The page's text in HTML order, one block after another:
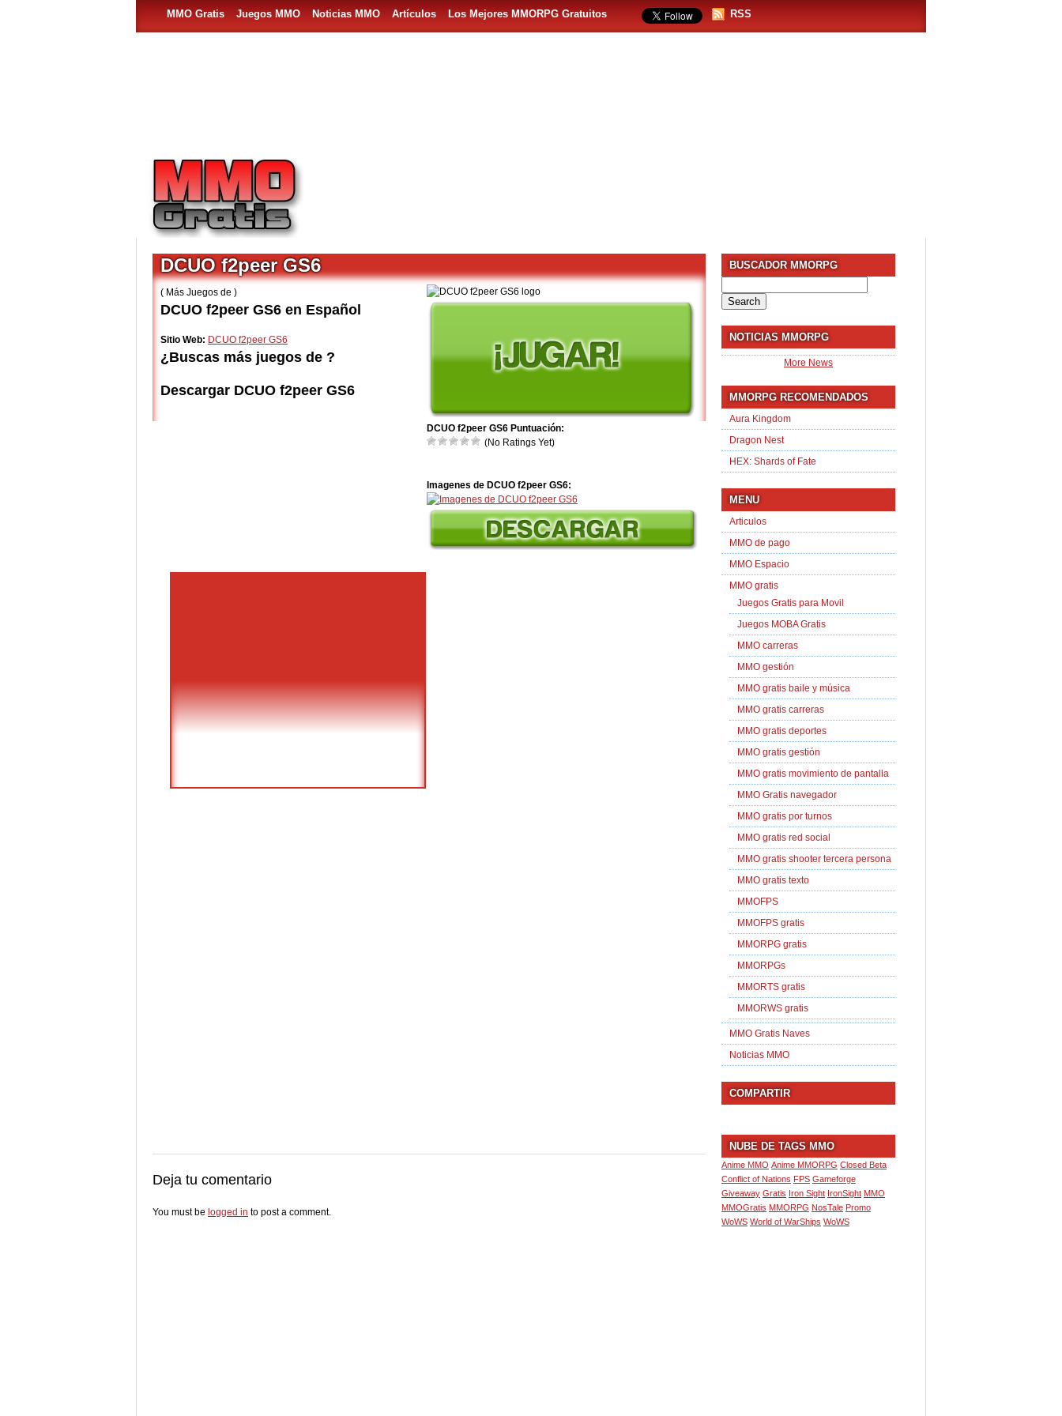
MMO Gratis Juegos MMO Noticias MMO Artículos Los Mejores MMORPG Gratuitos RSS
DCUO f2peer GS6 Puntuación:
(No Ratings Yet)
Imagenes de DCUO f2peer GS6:
DCUO f2peer GS6
( Más Juegos de )
DCUO f2peer GS6 en Español
Sitio Web: DCUO f2peer GS6
¿Buscas más juegos de ?
Descargar DCUO f2peer GS6
Deja tu comentario
You must be logged in to post a comment.
BUSCADOR MMORPG
for:
NOTICIAS MMORPG
More News
MMORPG RECOMENDADOS
Aura Kingdom
Dragon Nest
HEX: Shards of Fate
MENU
Articulos
MMO de pago
MMO Espacio
MMO gratis
Juegos Gratis para Movil
Juegos MOBA Gratis
MMO carreras
MMO gestión
MMO gratis baile y música
MMO gratis carreras
MMO gratis deportes
MMO gratis gestión
MMO gratis movimiento de pantalla
MMO Gratis navegador
MMO gratis por turnos
MMO gratis red social
MMO gratis shooter tercera persona
MMO gratis texto
MMOFPS
MMOFPS gratis
MMORPG gratis
MMORPGs
MMORTS gratis
MMORWS gratis
MMO Gratis Naves
Noticias MMO
COMPARTIR
NUBE DE TAGS MMO
Anime MMO Anime MMORPG Closed Beta
Conflict of Nations FPS Gameforge
Giveaway Gratis Iron Sight IronSight MMO
MMOGratis MMORPG NosTale Promo
WoWS World of WarShips WoWS